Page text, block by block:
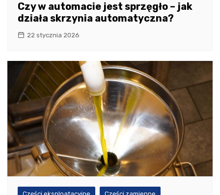
Czy w automacie jest sprzęgło – jak
działa skrzynia automatyczna?
22 stycznia 2026